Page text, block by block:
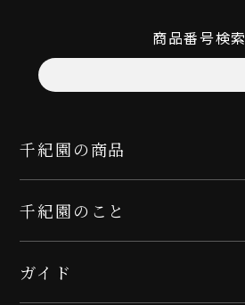
商品番号検索
千紀園の商品
千紀園のこと
ガイド